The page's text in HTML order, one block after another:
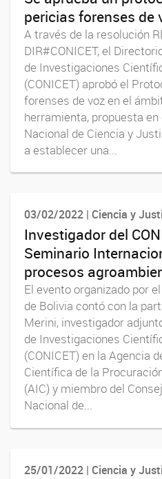
pericias forenses de
A través de la resolución
DIR#CONICET, el
de Investigaciones
(CONICET) aprobó el
forenses de voz en el
herramienta, propuesta
Nacional de Ciencia y
a establecer una...
03/02/2022 | Ciencia y
Investigador del
Seminario
procesos
El evento organizado por
de Bolivia contó con la
Merini, investigador
de Investigaciones
(CONICET) en la Agencia
Científica de la
(AIC) y miembro del
Nacional de...
25/01/2022 | Ciencia y